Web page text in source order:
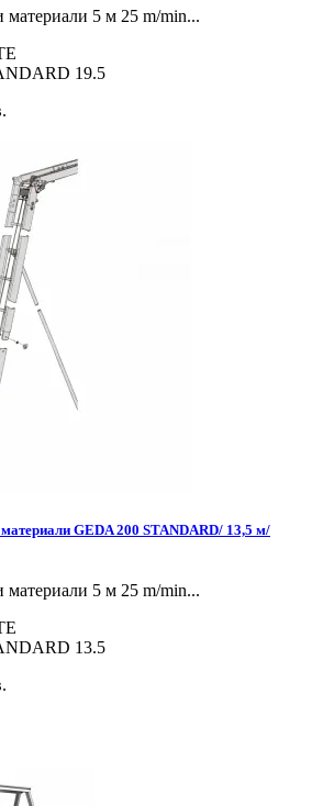
материали 5 м 25 m/min...
19.5
GEDA 200 STANDARD/ 13,5 м/
материали 5 м 25 m/min...
13.5